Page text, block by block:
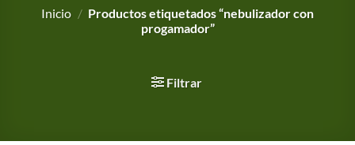
Inicio / Productos etiquetados “nebulizador con
progamador”
Filtrar